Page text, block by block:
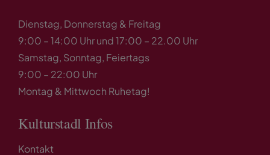
Dienstag, Donnerstag & Freitag
9:00 – 14:00 Uhr und 17:00 – 22.00 Uhr
Samstag, Sonntag, Feiertags
9:00 – 22:00 Uhr
Montag & Mittwoch Ruhetag!
Kulturstadl Infos
Kontakt